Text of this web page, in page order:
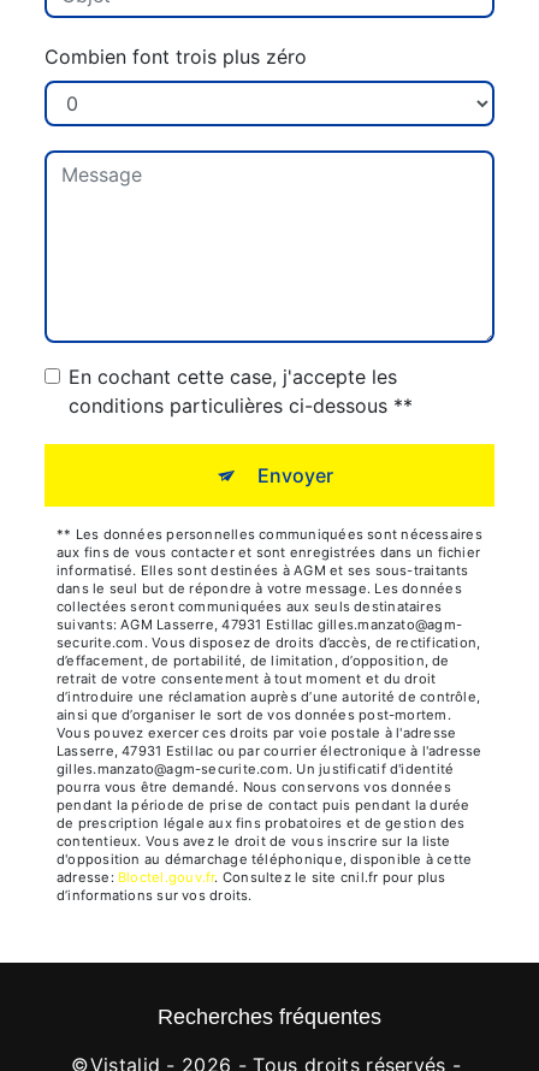
Combien font trois plus zéro
En cochant cette case, j'accepte les
conditions particulières ci-dessous **
Envoyer
** Les données personnelles communiquées sont nécessaires
aux fins de vous contacter et sont enregistrées dans un fichier
informatisé. Elles sont destinées à AGM et ses sous-traitants
dans le seul but de répondre à votre message. Les données
collectées seront communiquées aux seuls destinataires
suivants: AGM Lasserre, 47931 Estillac gilles.manzato@agm-
securite.com. Vous disposez de droits d’accès, de rectification,
d’effacement, de portabilité, de limitation, d’opposition, de
retrait de votre consentement à tout moment et du droit
d’introduire une réclamation auprès d’une autorité de contrôle,
ainsi que d’organiser le sort de vos données post-mortem.
Vous pouvez exercer ces droits par voie postale à l'adresse
Lasserre, 47931 Estillac ou par courrier électronique à l'adresse
gilles.manzato@agm-securite.com. Un justificatif d'identité
pourra vous être demandé. Nous conservons vos données
pendant la période de prise de contact puis pendant la durée
de prescription légale aux fins probatoires et de gestion des
contentieux. Vous avez le droit de vous inscrire sur la liste
d'opposition au démarchage téléphonique, disponible à cette
adresse:
Bloctel.gouv.fr. Consultez le site cnil.fr pour plus
d’informations sur vos droits.
Recherches fréquentes
©Vistalid - 2026 - Tous droits réservés -